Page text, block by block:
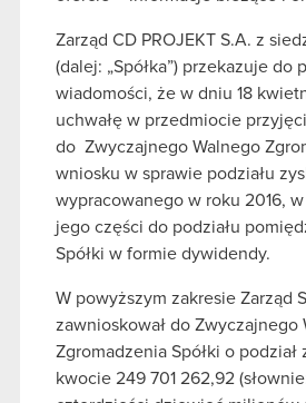
Zarząd CD PROJEKT S.A. z
(dalej: „Spółka”) przekazuje do
wiadomości, że w dniu 18
uchwałę w przedmiocie
do Zwyczajnego Walnego
wniosku w sprawie podziału
wypracowanego w roku 2016,
jego części do podziału
Spółki w formie dywidendy.
W powyższym zakresie Zarząd
zawnioskował do Zwyczajnego
Zgromadzenia Spółki o podział
kwocie 249 701 262,92